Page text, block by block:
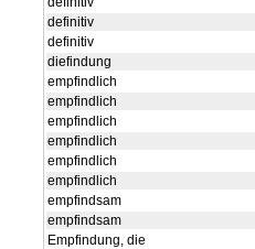
definitiv
definitiv
diefindung
empfindlich
empfindlich
empfindlich
empfindlich
empfindlich
empfindlich
empfindsam
empfindsam
Empfindung, die